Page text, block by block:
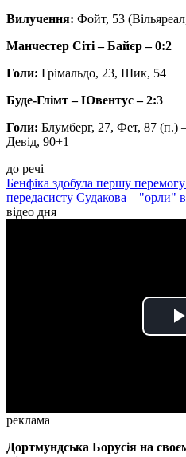
Вилучення: Фойт, 53
Манчестер Сіті – Байєр – 0:2
Голи: Грімальдо, 23, Шик, 54
Буде-Глімт – Ювентус – 2:3
Голи: Блумберг, 27, Фет, 87 (п.)
Девід, 90+1
до речі
Бенфіка здобула першу
передасисту Судакова – "орли"
відео дня
реклама
Дортмундська Борусія на